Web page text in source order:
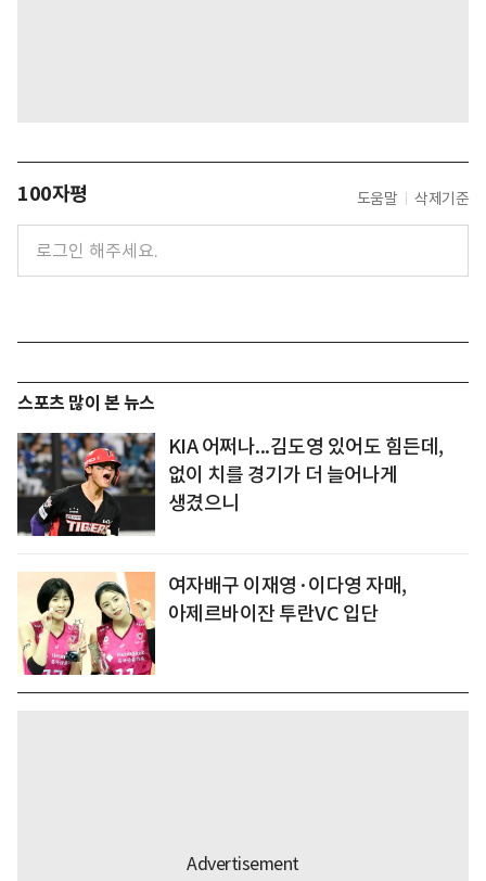
100자평 도움말 삭제기준
스포츠 많이 본 뉴스
KIA 어쩌나...김도영 있어도 힘든데,
없이 치를 경기가 더 늘어나게
생겼으니
여자배구 이재영·이다영 자매,
아제르바이잔 투란VC 입단